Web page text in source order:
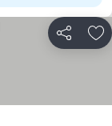
Del